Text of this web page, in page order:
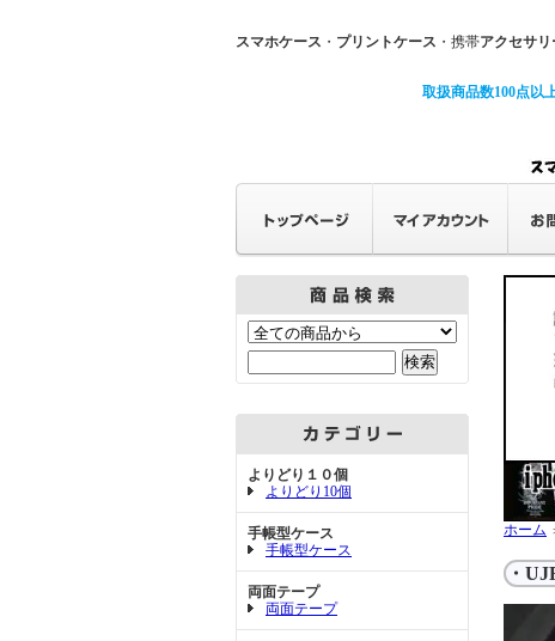
スマホケース ・ プリントケース ・携帯アクセサリ
取扱商品数100点以
よりどり１０個
よりどり10個
手帳型ケース
手帳型ケース
両面テープ
両面テープ
ホーム
・